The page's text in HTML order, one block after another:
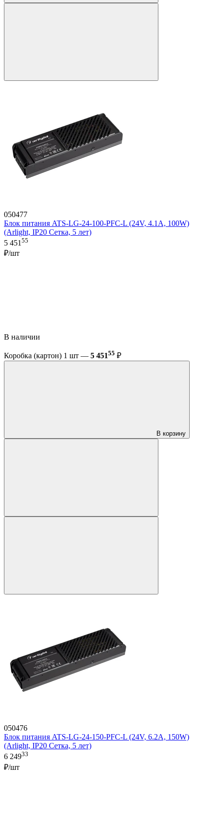
050477
Блок питания ATS-LG-24-100-PFC-L (24V, 4.1A, 100W)
(Arlight, IP20 Сетка, 5 лет)
5 451 55
₽/шт
В наличии
Коробка (картон) 1 шт — 5 45155 ₽
В корзину
050476
Блок питания ATS-LG-24-150-PFC-L (24V, 6.2A, 150W)
(Arlight, IP20 Сетка, 5 лет)
6 24933
₽/шт